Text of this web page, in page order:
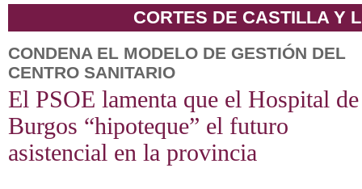
CORTES DE CASTILLA Y
CONDENA EL MODELO DE GESTIÓN DEL
CENTRO SANITARIO
El PSOE lamenta que el Hospital de
Burgos “hipoteque” el futuro
asistencial en la provincia